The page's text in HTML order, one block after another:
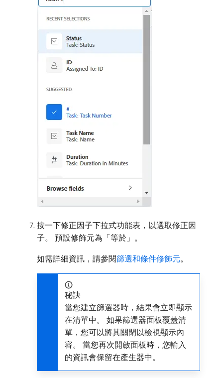
按一下修正因子下拉式功能表，以選取修正因
子。 預設修飾元為「等於」。
如需詳細資訊，請參閱篩選和條件修飾元。
秘訣
當您建立篩選器時，結果會立即顯示
在清單中。 如果篩選器面板覆蓋清
單，您可以將其關閉以檢視顯示內
容。 當您再次開啟面板時，您輸入
的資訊會保留在產生器中。